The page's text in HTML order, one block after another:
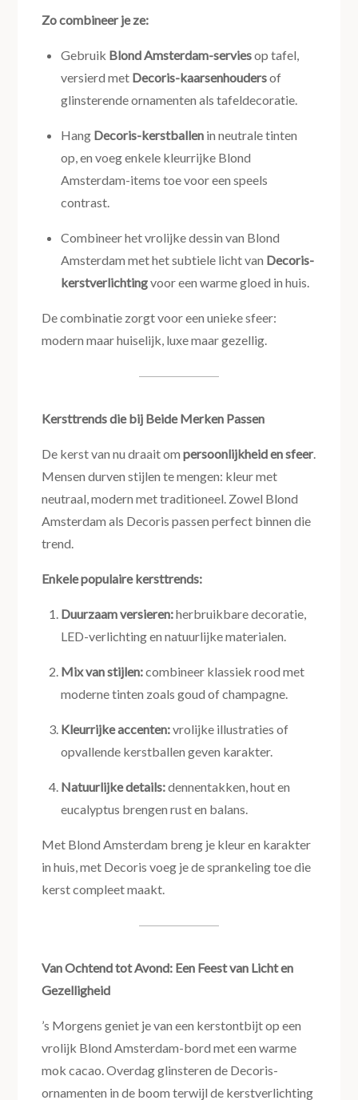
Zo combineer je ze:
Gebruik Blond Amsterdam-serviesop tafel,
versierd met Decoris-kaarsenhoudersof
glinsterende ornamenten als tafeldecoratie.
Hang Decoris-kerstballen in neutrale tinten
op, en voeg enkele kleurrijke Blond
Amsterdam-items toe voor een speels
contrast.
Combineer het vrolijke dessin van Blond
Amsterdam met het subtiele licht van Decoris-
kerstverlichtingvoor een warme gloed in huis.
De combinatie zorgt voor een unieke sfeer:
modern maar huiselijk, luxe maar gezellig.
Kersttrends die bij Beide Merken Passen
De kerst van nu draait ompersoonlijkheid en sfeer.
Mensen durven stijlen te mengen: kleur met
neutraal, modern met traditioneel. Zowel Blond
Amsterdam als Decoris passen perfect binnen die
trend.
Enkele populaire kersttrends:
Duurzaam versieren:herbruikbare decoratie,
LED-verlichting en natuurlijke materialen.
Mix van stijlen:combineer klassiek rood met
moderne tinten zoals goud of champagne.
Kleurrijke accenten:vrolijke illustraties of
opvallende kerstballen geven karakter.
Natuurlijke details:dennentakken, hout en
eucalyptus brengen rust en balans.
Met Blond Amsterdam breng je kleur en karakter
in huis, met Decoris voeg je de sprankeling toe die
kerst compleet maakt.
Van Ochtend tot Avond: Een Feest van Licht en
Gezelligheid
’s Morgens geniet je van een kerstontbijt op een
vrolijk Blond Amsterdam-bord met een warme
mok cacao. Overdag glinsteren de Decoris-
ornamenten in de boom terwijl de kerstverlichting